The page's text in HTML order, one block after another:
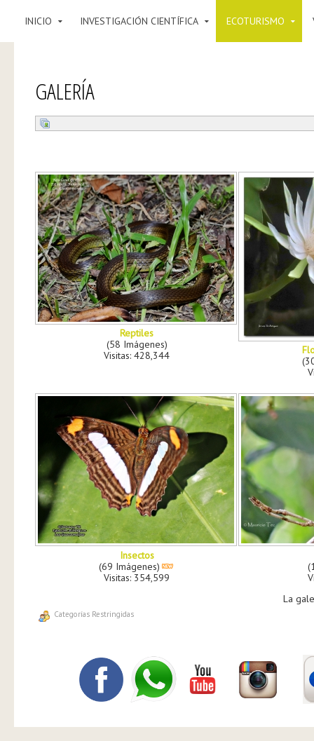
INICIO INVESTIGACIÓN CIENTÍFICA ECOTURISMO
GALERÍA
Reptiles
(58 Imágenes)
Visitas: 428,344
Insectos
(69 Imágenes)
Visitas: 354,599
La
Categorías Restringidas